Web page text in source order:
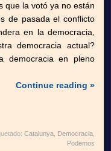
que la votó ya no están
de pasada el conflicto
en la democracia,
democracia actual?
democracia en pleno
Continue reading »
Catalunya Democracia
Podemos